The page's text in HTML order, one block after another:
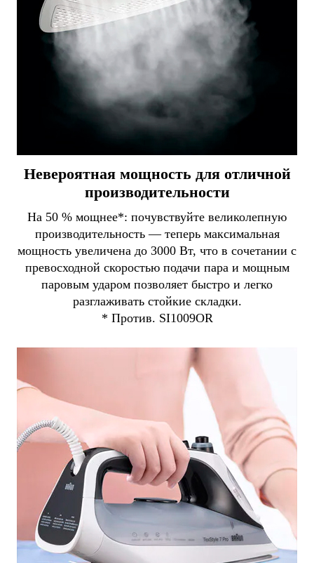
Невероятная мощность для отличной
производительности
На 50 % мощнее*: почувствуйте великолепную
производительность — теперь максимальная
мощность увеличена до 3000 Вт, что в сочетании с
превосходной скоростью подачи пара и мощным
паровым ударом позволяет быстро и легко
разглаживать стойкие складки.
* Против. SI1009OR